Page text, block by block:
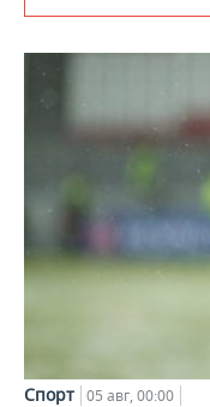
Спорт 05 авг, 00:00